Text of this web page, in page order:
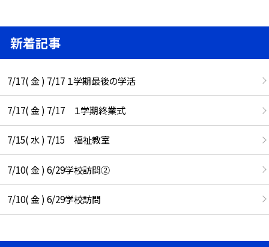
新着記事
7/17( 金 ) 7/17 １学期最後の学活
7/17( 金 ) 7/17 １学期終業式
7/15( 水 ) 7/15 福祉教室
7/10( 金 ) 6/29学校訪問②
7/10( 金 ) 6/29学校訪問